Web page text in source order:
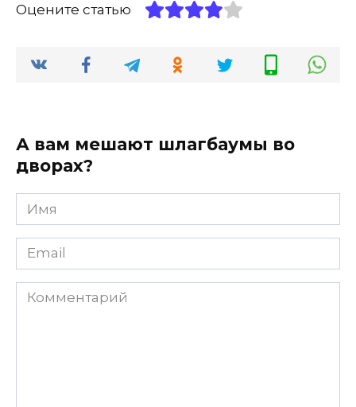
Оцените статью
А вам мешают шлагбаумы во
дворах?
Имя
Email
Комментарий